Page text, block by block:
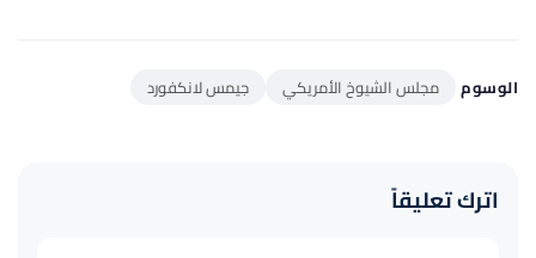
الوسوم مجلس الشيوخ الأمريكي جيمس لانكفورد
اترك تعليقاً